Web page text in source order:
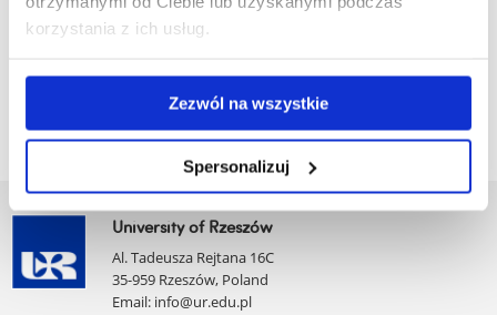
korzystania z ich usług.
Zezwól na wszystkie
Spersonalizuj
University of Rzeszów
Al. Tadeusza Rejtana 16C
35-959 Rzeszów, Poland
Email: info@ur.edu.pl